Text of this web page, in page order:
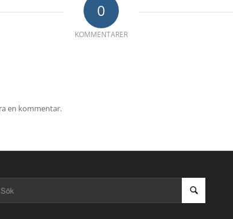
0
KOMMENTARER
en kommentar.